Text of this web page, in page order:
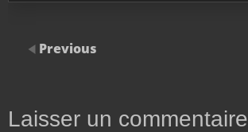
Previous
Laisser un commentaire